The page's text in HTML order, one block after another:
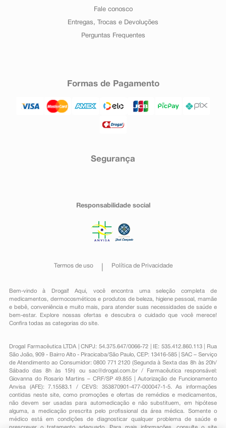
Fale conosco
Entregas, Trocas e Devoluções
Perguntas Frequentes
Formas de Pagamento
Segurança
Responsabilidade social
Termos de uso Política de Privacidade
Bem-vindo à Drogal! Aqui, você encontra uma seleção completa de
medicamentos , dermocosméticos e produtos de beleza, higiene pessoal ,mamãe
e bebê, conveniênciae muito mais, para atender suas necessidades de saúde e
bem-estar. Explore nossas ofertas e descubra o cuidado que você merece!
Confira todas as categorias do site.
Drogal Farmacêutica LTDA | CNPJ: 54.375.647/0066-72 | IE: 535.412.860.113 | Rua
São João, 909 - Bairro Alto - Piracicaba/São Paulo, CEP: 13416-585 | SAC – Serviço
de Atendimento ao Consumidor: 0800 771 2120 (Segunda à Sexta das 8h às 20h/
Sábado das 8h às 15h) ou sac@drogal.com.br/ Farmacêutica responsável:
Giovanna do Rosario Martins – CRF/SP 49.855 | Autorização de Funcionamento
Anvisa (AFE): 7.15583.1 / CEVS: 353870901-477-000047-1-5. As informações
contidas neste site, como promoções e ofertas de remédios e medicamentos,
não devem ser usadas para automedicação e não substituem, em hipótese
alguma, a medicação prescrita pelo profissional da área médica. Somente o
médico está em condições de diagnosticar qualquer problema de saúde e